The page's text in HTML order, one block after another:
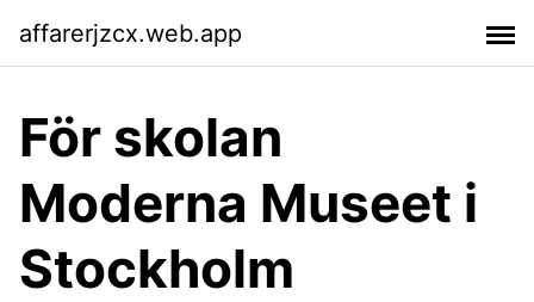
affarerjzcx.web.app
För skolan
Moderna Museet i
Stockholm